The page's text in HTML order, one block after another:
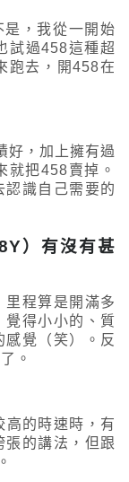
是，我從一開始
試過458這種超
跑去，開458在
好，加上擁有過
就把458賣掉。
認識自己需要的
）有沒有甚
程算是開滿多
覺得小小的、質
覺（笑）。反
。
高的時速時，有
張的講法，但跟